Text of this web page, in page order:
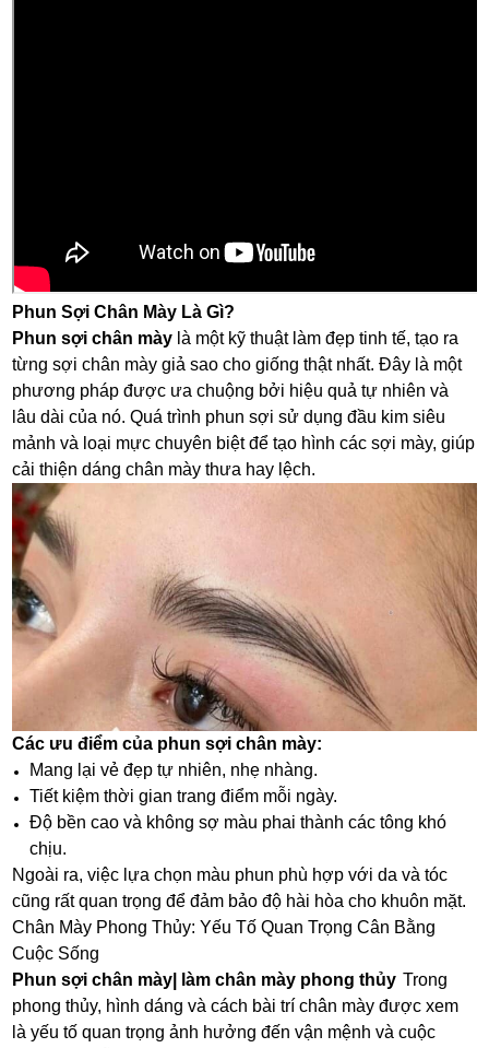
Phun Sợi Chân Mày Là Gì?
Phun sợi chân mày là một kỹ thuật làm đẹp tinh tế, tạo ra
từng sợi chân mày giả sao cho giống thật nhất. Đây là một
phương pháp được ưa chuộng bởi hiệu quả tự nhiên và
lâu dài của nó. Quá trình phun sợi sử dụng đầu kim siêu
mảnh và loại mực chuyên biệt để tạo hình các sợi mày, giúp
cải thiện dáng chân mày thưa hay lệch.
Các ưu điểm của phun sợi chân mày:
Mang lại vẻ đẹp tự nhiên, nhẹ nhàng.
Tiết kiệm thời gian trang điểm mỗi ngày.
Độ bền cao và không sợ màu phai thành các tông khó
chịu.
Ngoài ra, việc lựa chọn màu phun phù hợp với da và tóc
cũng rất quan trọng để đảm bảo độ hài hòa cho khuôn mặt.
Chân Mày Phong Thủy: Yếu Tố Quan Trọng Cân Bằng
Cuộc Sống
Phun sợi chân mày| làm chân mày phong thủy Trong
phong thủy, hình dáng và cách bài trí chân mày được xem
là yếu tố quan trọng ảnh hưởng đến vận mệnh và cuộc